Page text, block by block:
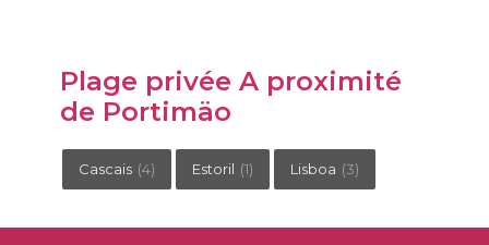
Plage privée A proximité
de Portimäo
Cascais (4) Estoril (1) Lisboa (3)